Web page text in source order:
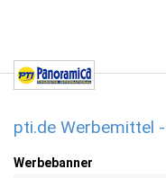
pti.de Werbemittel
Werbebanner